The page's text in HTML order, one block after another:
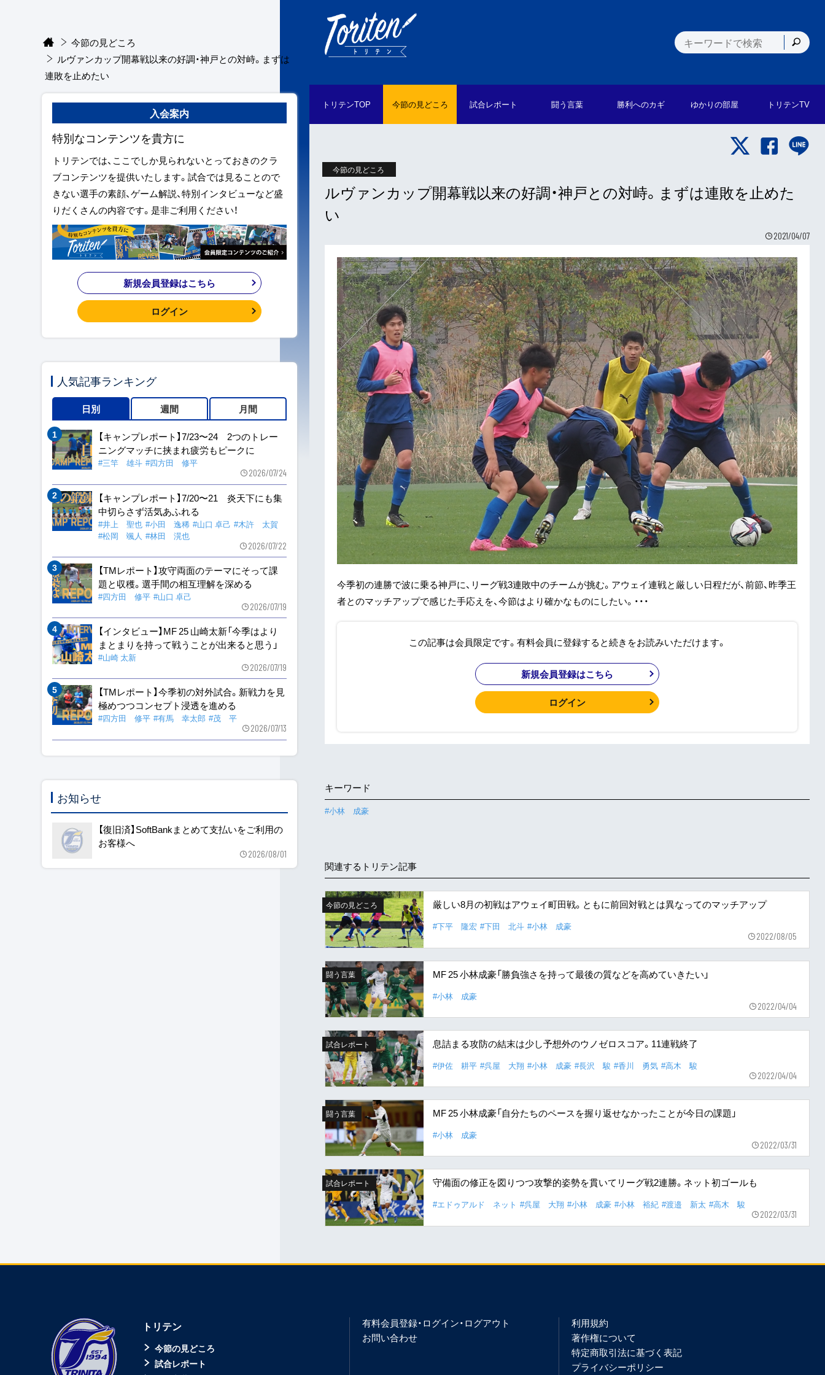
トリテンTOP 今節の見どころ 試合レポート 闘う言葉 勝利へのカギ ゆかりの部屋 トリテンTV
今節の見どころ
ルヴァンカップ開幕戦以来の好調・神戸との対峙。まずは連敗を止めた
い
2021/04/07
今季初の連勝で波に乗る神戸に、リーグ戦3連敗中のチームが挑む。アウェイ連戦と厳しい日程だが、前節、昨季王
者とのマッチアップで感じた手応えを、今節はより確かなものにしたい。・・・
この記事は会員限定です。有料会員に登録すると続きをお読みいただけます。
新規会員登録はこちら
ログイン
キーワード
#小林 成豪
関連するトリテン記事
今節の見どころ 厳しい8月の初戦はアウェイ町田戦。ともに前回対戦とは異なってのマッチアップ
#下平 隆宏 #下田 北斗 #小林 成豪
2022/08/05
闘う言葉 MF 25 小林成豪「勝負強さを持って最後の質などを高めていきたい」
#小林 成豪
2022/04/04
試合レポート 息詰まる攻防の結末は少し予想外のウノゼロスコア。11連戦終了
#伊佐 耕平 #呉屋 大翔 #小林 成豪 #長沢 駿 #香川 勇気 #高木 駿
2022/04/04
闘う言葉 MF 25 小林成豪「自分たちのペースを握り返せなかったことが今日の課題」
#小林 成豪
2022/03/31
試合レポート 守備面の修正を図りつつ攻撃的姿勢を貫いてリーグ戦2連勝。ネット初ゴールも
#エドゥアルド ネット #呉屋 大翔 #小林 成豪 #小林 裕紀 #渡邉 新太 #高木 駿
2022/03/31
今節の見どころ
ルヴァンカップ開幕戦以来の好調・神戸との対峙。まずは
連敗を止めたい
入会案内
特別なコンテンツを貴方に
トリテンでは、ここでしか見られないとっておきのクラ
ブコンテンツを提供いたします。試合では見ることので
きない選手の素顔、ゲーム解説、特別インタビューなど盛
りだくさんの内容です。是非ご利用ください！
新規会員登録はこちら
ログイン
人気記事ランキング
日別 週間 月間
【キャンプレポート】7/23〜24 2つのトレー
ニングマッチに挟まれ疲労もピークに
#三竿 雄斗 #四方田 修平
2026/07/24
【キャンプレポート】7/20〜21 炎天下にも集
中切らさず活気あふれる
#井上 聖也 #小田 逸稀 #山口 卓己 #木許 太賀
#松岡 颯人 #林田 滉也
2026/07/22
【TMレポート】攻守両面のテーマにそって課
題と収穫。選手間の相互理解を深める
#四方田 修平 #山口 卓己
2026/07/19
【インタビュー】MF 25 山崎太新「今季はより
まとまりを持って戦うことが出来ると思う」
#山崎 太新
2026/07/19
【TMレポート】今季初の対外試合。新戦力を見
極めつつコンセプト浸透を進める
#四方田 修平 #有馬 幸太郎 #茂 平
2026/07/13
お知らせ
【復旧済】SoftBankまとめて支払いをご利用の
お客様へ
2026/08/01
トリテン
今節の見どころ
試合レポート
有料会員登録・ログイン・ログアウト
お問い合わせ
利用規約
著作権について
特定商取引法に基づく表記
プライバシーポリシー